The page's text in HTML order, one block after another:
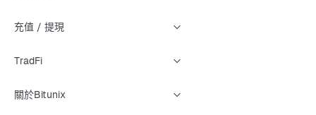
充值 / 提現
TradFi
關於Bitunix